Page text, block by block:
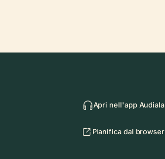
Apri nell'app Audiala
Pianifica dal browser